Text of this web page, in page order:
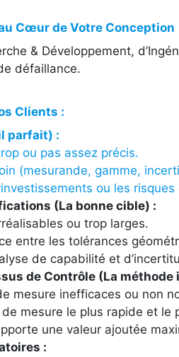
Cœur de Votre Conception
& Développement,
défaillance.
Clients :
parfait) :
ou pas assez précis.
(mesurande, gamme,
ou les
(La bonne cible) :
ou trop larges.
entre les tolérances
de capabilité et
de Contrôle (La
mesure inefficaces ou non
mesure le plus rapide et
une valeur ajoutée
: